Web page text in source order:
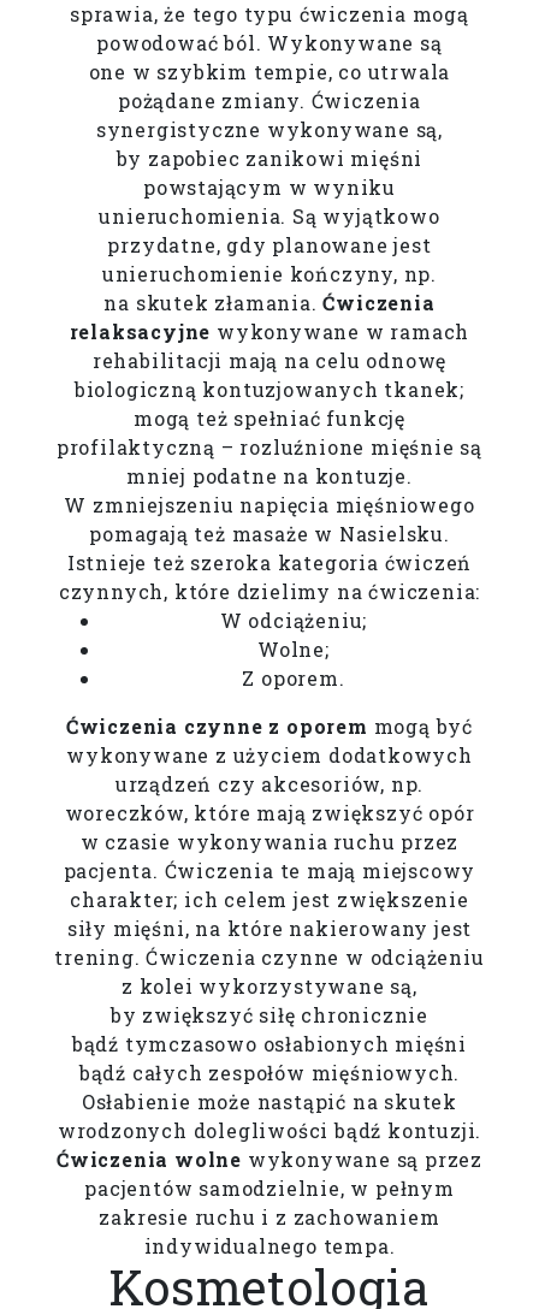
sprawia, że tego typu ćwiczenia mogą
powodować ból. Wykonywane są
one w szybkim tempie, co utrwala
pożądane zmiany. Ćwiczenia
synergistyczne wykonywane są,
by zapobiec zanikowi mięśni
powstającym w wyniku
unieruchomienia. Są wyjątkowo
przydatne, gdy planowane jest
unieruchomienie kończyny, np.
na skutek złamania.Ćwiczenia
relaksacyjne wykonywane w ramach
rehabilitacji mają na celu odnowę
biologiczną kontuzjowanych tkanek;
mogą też spełniać funkcję
profilaktyczną – rozluźnione mięśnie są
mniej podatne na kontuzje.
W zmniejszeniu napięcia mięśniowego
pomagają też masaże w Nasielsku.
Istnieje też szeroka kategoria ćwiczeń
czynnych, które dzielimy na ćwiczenia:
W odciążeniu;
Wolne;
Z oporem.
Ćwiczenia czynne z oporem mogą być
wykonywane z użyciem dodatkowych
urządzeń czy akcesoriów, np.
woreczków, które mają zwiększyć opór
w czasie wykonywania ruchu przez
pacjenta. Ćwiczenia te mają miejscowy
charakter; ich celem jest zwiększenie
siły mięśni, na które nakierowany jest
trening. Ćwiczenia czynne w odciążeniu
z kolei wykorzystywane są,
by zwiększyć siłę chronicznie
bądź tymczasowo osłabionych mięśni
bądź całych zespołów mięśniowych.
Osłabienie może nastąpić na skutek
wrodzonych dolegliwości bądź kontuzji.
Ćwiczenia wolne wykonywane są przez
pacjentów samodzielnie, w pełnym
zakresie ruchu i z zachowaniem
indywidualnego tempa.
Kosmetologia